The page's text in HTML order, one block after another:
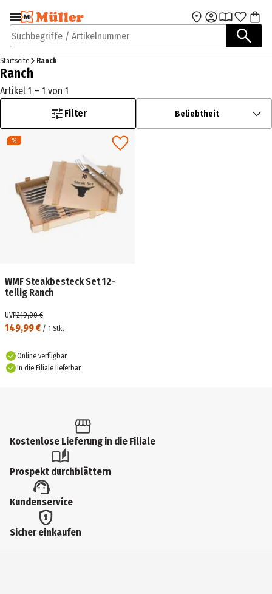
Zur Navigation
springen
Zum Hauptinhalt
Suchbegriffe / Artikelnummer
Startseite Ranch
Ranch
Artikel 1 – 1 von 1
Filter
Beliebtheit
WMF Steakbesteck Set 12-
teilig Ranch
149,99 € / 1 Stk.
UVP219,00 €
Online verfügbar
In die Filiale lieferbar
Kostenlose Lieferung in die Filiale
Prospekt durchblättern
Kundenservice
Sicher einkaufen